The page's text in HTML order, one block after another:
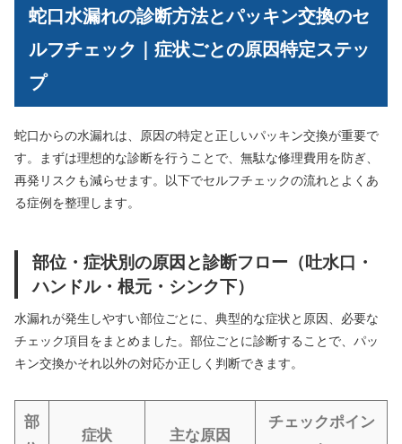
蛇口水漏れの診断方法とパッキン交換のセ
ルフチェック｜症状ごとの原因特定ステッ
プ
蛇口からの水漏れは、原因の特定と正しいパッキン交換が重要で
す。まずは理想的な診断を行うことで、無駄な修理費用を防ぎ、
再発リスクも減らせます。以下でセルフチェックの流れとよくあ
る症例を整理します。
部位・症状別の原因と診断フロー（吐水口・
ハンドル・根元・シンク下）
水漏れが発生しやすい部位ごとに、典型的な症状と原因、必要な
チェック項目をまとめました。部位ごとに診断することで、パッ
キン交換かそれ以外の対応か正しく判断できます。
部
症状 主な原因
チェックポイン